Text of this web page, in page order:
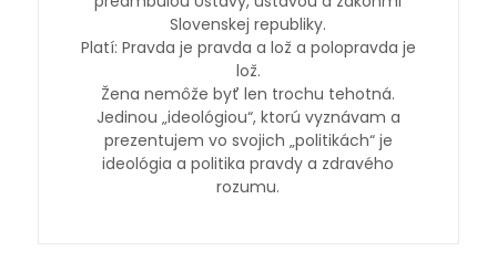
Slovenskej republiky.
Platí: Pravda je pravda a lož a polopravda je
lož.
Žena nemôže byť len trochu tehotná.
Jedinou „ideológiou“, ktorú vyznávam a
prezentujem vo svojich „politikách“ je
ideológia a politika pravdy a zdravého
rozumu.